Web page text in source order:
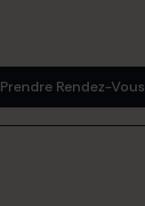
Prendre Rendez-Vous